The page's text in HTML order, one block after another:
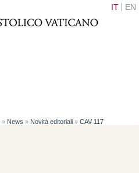
IT EN
» News » Novità editoriali » CAV 117